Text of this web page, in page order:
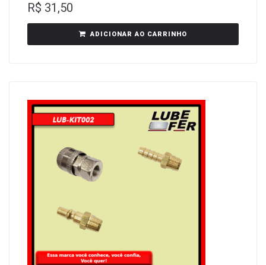
R$ 31,50
ADICIONAR AO CARRINHO